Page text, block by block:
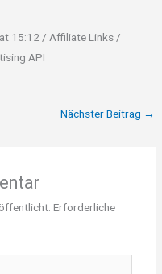
15:12 / Affiliate Links /
API
Nächster Beitrag →
Erforderliche